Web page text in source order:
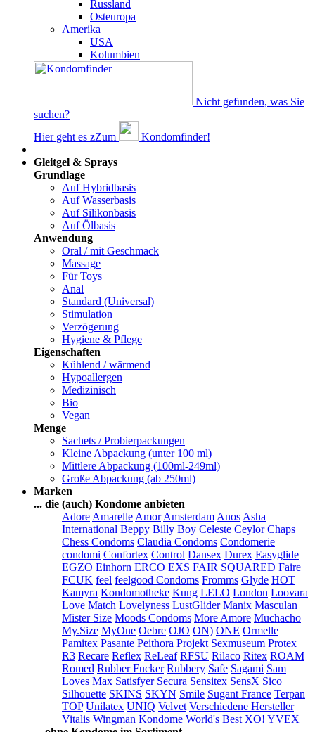
Russland
Osteuropa
Amerika
USA
Kolumbien
Nicht gefunden, was Sie
suchen?
Hier geht es zZum
Kondomfinder!
Gleitgel & Sprays
Grundlage
Auf Hybridbasis
Auf Wasserbasis
Auf Silikonbasis
Auf Ölbasis
Anwendung
Oral / mit Geschmack
Massage
Für Toys
Anal
Standard (Universal)
Stimulation
Verzögerung
Hygiene & Pflege
Eigenschaften
Kühlend / wärmend
Hypoallergen
Medizinisch
Bio
Vegan
Menge
Sachets / Probierpackungen
Kleine Abpackung (unter 100 ml)
Mittlere Abpackung (100ml-249ml)
Große Abpackung (ab 250ml)
Marken
... die (auch) Kondome anbieten
Adore Amarelle Amor Amsterdam Anos Asha
International Beppy Billy Boy Celeste Ceylor Chaps
Chess Condoms Claudia Condoms Condomerie
condomi Confortex Control Dansex Durex Easyglide
EGZO Einhorn ERCO EXS FAIR SQUARED Faire
FCUK feel feelgood Condoms Fromms Glyde HOT
Kamyra Kondomotheke Kung LELO London Loovara
Love Match Lovelyness LustGlider Manix Masculan
Mister Size Moods Condoms More Amore Muchacho
My.Size MyOne Oebre OJO ON) ONE Ormelle
Pamitex Pasante Peithora Projekt Sexmuseum Protex
R3 Recare Reflex ReLeaf RFSU Rilaco Ritex ROAM
Romed Rubber Fucker Rubbery Safe Sagami Sam
Loves Max Satisfyer Secura Sensitex SensX Sico
Silhouette SKINS SKYN Smile Sugant France Terpan
TOP Unilatex UNIQ Velvet Verschiedene Hersteller
Vitalis Wingman Kondome World's Best XO! YVEX